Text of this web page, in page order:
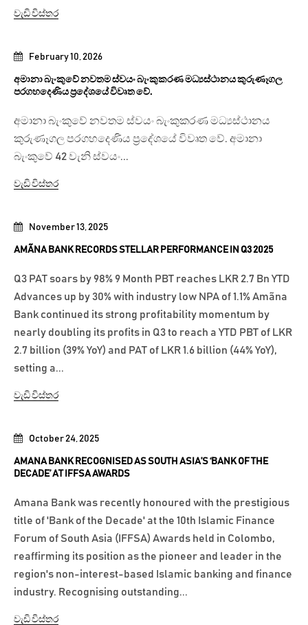
October 24, 2025
AMANA BANK RECOGNISED AS SOUTH ASIA’S ‘BANK OF THE
DECADE’ AT IFFSA AWARDS
Amana Bank was recently honoured with the prestigious
title of 'Bank of the Decade' at the 10th Islamic Finance
Forum of South Asia (IFFSA) Awards held in Colombo,
reaffirming its position as the pioneer and leader in the
region's non-interest-based Islamic banking and finance
industry. Recognising outstanding...
වැඩි විස්තර
November 13, 2025
AMÃNA BANK RECORDS STELLAR PERFORMANCE IN Q3 2025
Q3 PAT soars by 98% 9 Month PBT reaches LKR 2.7 Bn YTD
Advances up by 30% with industry low NPA of 1.1% Amãna
Bank continued its strong profitability momentum by
nearly doubling its profits in Q3 to reach a YTD PBT of LKR
2.7 billion (39% YoY) and PAT of LKR 1.6 billion (44% YoY),
setting a...
වැඩි විස්තර
February 10, 2026
අමානා බැංකුවේ නවතම ස්වයං බැංකුකරණ මධ්‍යස්ථානය කුරුණෑගල
පරගහදෙණිය ප්‍රදේශයේ විවෘත වේ.
අමානා බැංකුවේ නවතම ස්වයං බැංකුකරණ මධ්‍යස්ථානය
කුරුණෑගල පරගහදෙණිය ප්‍රදේශයේ විවෘත වේ. අමානා
බැංකුවේ 42 වැනි ස්වයං...
වැඩි විස්තර
වැඩි විස්තර